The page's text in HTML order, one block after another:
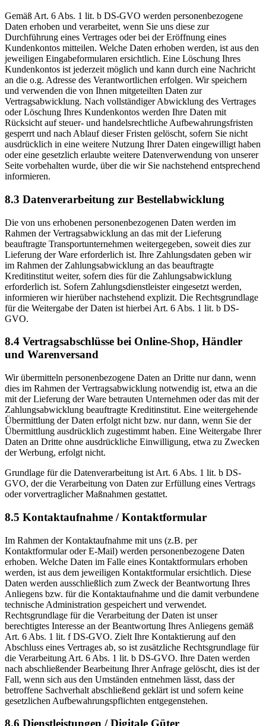
Gemäß Art. 6 Abs. 1 lit. b DS-GVO werden personenbezogene
Daten erhoben und verarbeitet, wenn Sie uns diese zur
Durchführung eines Vertrages oder bei der Eröffnung eines
Kundenkontos mitteilen. Welche Daten erhoben werden, ist aus den
jeweiligen Eingabeformularen ersichtlich. Eine Löschung Ihres
Kundenkontos ist jederzeit möglich und kann durch eine Nachricht
an die o.g. Adresse des Verantwortlichen erfolgen. Wir speichern
und verwenden die von Ihnen mitgeteilten Daten zur
Vertragsabwicklung. Nach vollständiger Abwicklung des Vertrages
oder Löschung Ihres Kundenkontos werden Ihre Daten mit
Rücksicht auf steuer- und handelsrechtliche Aufbewahrungsfristen
gesperrt und nach Ablauf dieser Fristen gelöscht, sofern Sie nicht
ausdrücklich in eine weitere Nutzung Ihrer Daten eingewilligt haben
oder eine gesetzlich erlaubte weitere Datenverwendung von unserer
Seite vorbehalten wurde, über die wir Sie nachstehend entsprechend
informieren.
8.3 Datenverarbeitung zur Bestellabwicklung
Die von uns erhobenen personenbezogenen Daten werden im
Rahmen der Vertragsabwicklung an das mit der Lieferung
beauftragte Transportunternehmen weitergegeben, soweit dies zur
Lieferung der Ware erforderlich ist. Ihre Zahlungsdaten geben wir
im Rahmen der Zahlungsabwicklung an das beauftragte
Kreditinstitut weiter, sofern dies für die Zahlungsabwicklung
erforderlich ist. Sofern Zahlungsdienstleister eingesetzt werden,
informieren wir hierüber nachstehend explizit. Die Rechtsgrundlage
für die Weitergabe der Daten ist hierbei Art. 6 Abs. 1 lit. b DS-
GVO.
8.4 Vertragsabschlüsse bei Online-Shop, Händler
und Warenversand
Wir übermitteln personenbezogene Daten an Dritte nur dann, wenn
dies im Rahmen der Vertragsabwicklung notwendig ist, etwa an die
mit der Lieferung der Ware betrauten Unternehmen oder das mit der
Zahlungsabwicklung beauftragte Kreditinstitut. Eine weitergehende
Übermittlung der Daten erfolgt nicht bzw. nur dann, wenn Sie der
Übermittlung ausdrücklich zugestimmt haben. Eine Weitergabe Ihrer
Daten an Dritte ohne ausdrückliche Einwilligung, etwa zu Zwecken
der Werbung, erfolgt nicht.
Grundlage für die Datenverarbeitung ist Art. 6 Abs. 1 lit. b DS-
GVO, der die Verarbeitung von Daten zur Erfüllung eines Vertrags
oder vorvertraglicher Maßnahmen gestattet.
8.5 Kontaktaufnahme / Kontaktformular
Im Rahmen der Kontaktaufnahme mit uns (z.B. per
Kontaktformular oder E-Mail) werden personenbezogene Daten
erhoben. Welche Daten im Falle eines Kontaktformulars erhoben
werden, ist aus dem jeweiligen Kontaktformular ersichtlich. Diese
Daten werden ausschließlich zum Zweck der Beantwortung Ihres
Anliegens bzw. für die Kontaktaufnahme und die damit verbundene
technische Administration gespeichert und verwendet.
Rechtsgrundlage für die Verarbeitung der Daten ist unser
berechtigtes Interesse an der Beantwortung Ihres Anliegens gemäß
Art. 6 Abs. 1 lit. f DS-GVO. Zielt Ihre Kontaktierung auf den
Abschluss eines Vertrages ab, so ist zusätzliche Rechtsgrundlage für
die Verarbeitung Art. 6 Abs. 1 lit. b DS-GVO. Ihre Daten werden
nach abschließender Bearbeitung Ihrer Anfrage gelöscht, dies ist der
Fall, wenn sich aus den Umständen entnehmen lässt, dass der
betroffene Sachverhalt abschließend geklärt ist und sofern keine
gesetzlichen Aufbewahrungspflichten entgegenstehen.
8.6 Dienstleistungen / Digitale Güter